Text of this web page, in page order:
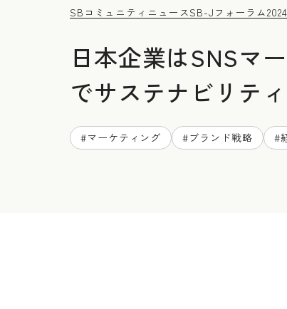
SBコミュニティニュースSB-Jフォーラム
日本企業はSNSマ
でサステナビリテ
#マーケティング #ブランド戦略 #